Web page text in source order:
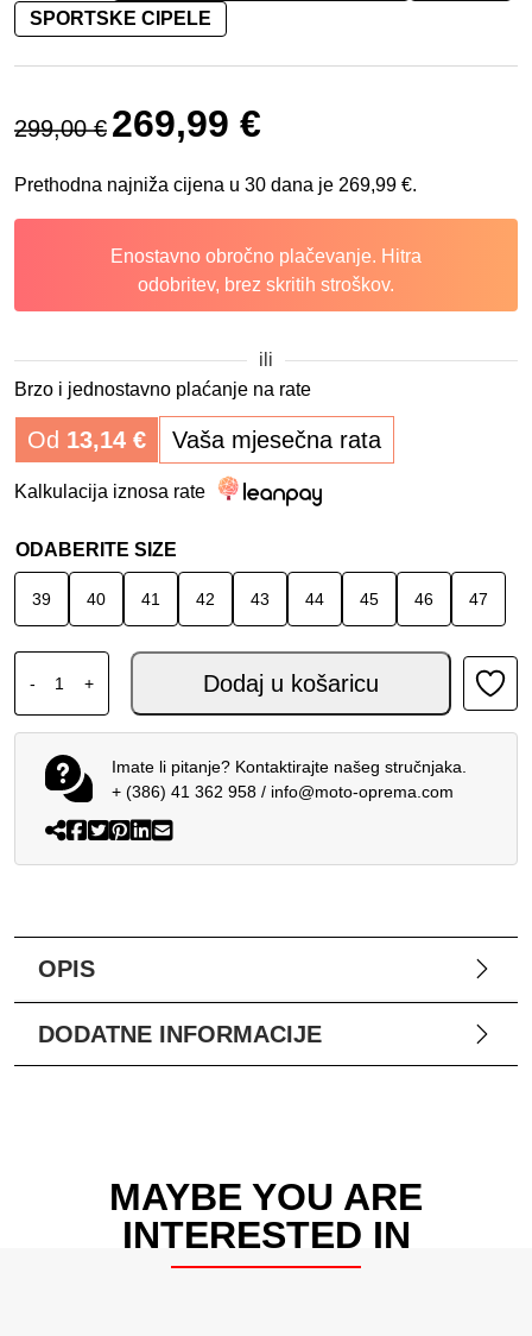
SPORTSKE CIPELE
299,00€
Izvorna cijena bila je: 299,00 €.
269,99 €
Prethodna najniža cijena u 30 dana je 269,99 €.
Enostavno obročno plačevanje. Hitra
odobritev, brez skritih stroškov.
ili
Brzo i jednostavno plaćanje na rate
Od 13,14 € Vaša mjesečna rata
Kalkulacija iznosa rate
ODABERITE SIZE
39 40 41 42 43 44 45 46 47
-
DAINESE ČIZME NEXUS 3 IN and OUT CRNO-BIJELE
+ Dodaj u košaricu
Imate li pitanje? Kontaktirajte našeg stručnjaka.
+ (386) 41 362 958/ info@moto-oprema.com
OPIS
DODATNE INFORMACIJE
MAYBE YOU ARE
INTERESTED IN